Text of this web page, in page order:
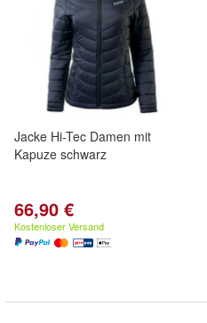
Jacke Hi-Tec Damen mit
Kapuze schwarz
66,90 €
Kostenloser Versand